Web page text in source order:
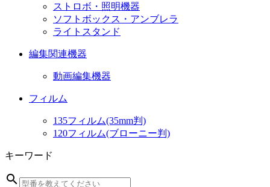
ストロボ・照明機器
ソフトボックス・アンブレラ
ライトスタンド
編集関連機器
動画編集機器
フィルム
135フィルム(35mm判)
120フィルム(ブローニー判)
キーワード
search